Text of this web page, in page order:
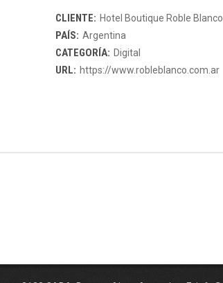
CLIENTE: Hotel Boutique Roble Blanco
PAÍS: Argentina
CATEGORÍA: Digital
URL: https://www.robleblanco.com.ar